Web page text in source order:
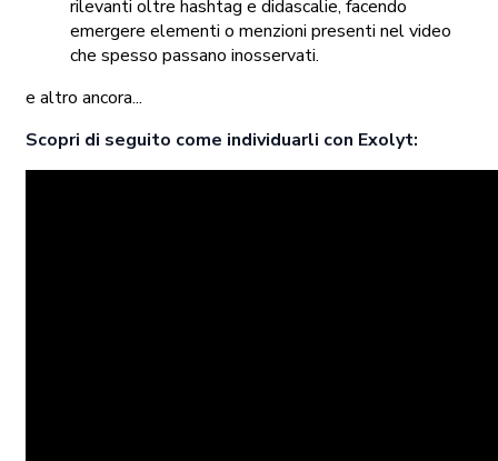
rilevanti oltre hashtag e didascalie, facendo
emergere elementi o menzioni presenti nel video
che spesso passano inosservati.
e altro ancora...
Scopri di seguito come individuarli con Exolyt: